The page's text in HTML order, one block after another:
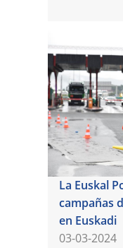
La Euskal
campañas
en Euskadi
03-03-2024